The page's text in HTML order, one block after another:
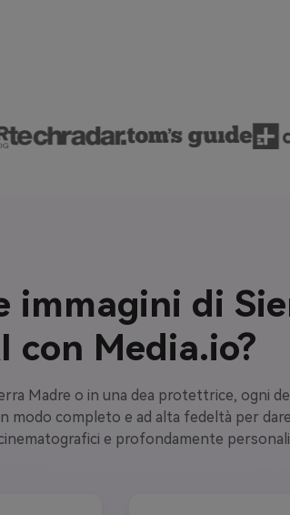
immagini di
con Media.io?
Madre o in una dea protettrice, ogni
modo completo e ad alta fedeltà per
e profondamente personali.